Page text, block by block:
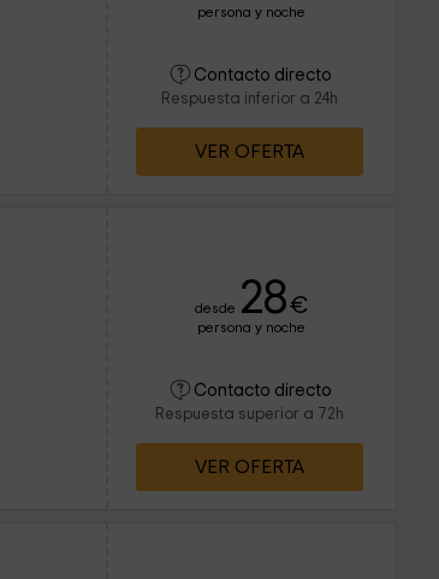
persona y noche
Contacto directo
Respuesta inferior a 24h
VER OFERTA
desde 28€
persona y noche
Contacto directo
Respuesta superior a 72h
VER OFERTA